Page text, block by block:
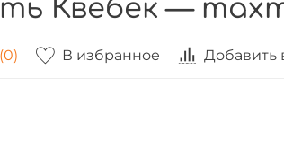
Квебек —
(0) В избранное Добавить